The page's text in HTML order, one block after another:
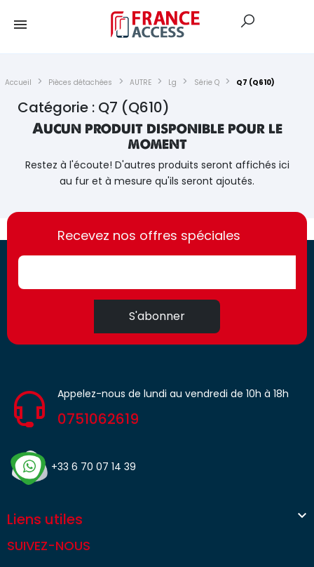
Accueil Pièces détachées AUTRE Lg Série Q Q7 (Q610)
Catégorie : Q7 (Q610)
Aucun produit disponible pour le
moment
Restez à l'écoute! D'autres produits seront affichés ici
au fur et à mesure qu'ils seront ajoutés.
https://france-
access.fr
https://france-
access.fr
Recevez nos offres spéciales
S'abonner
Appelez-nous de lundi au vendredi de 10h à 18h
0751062619
+33 6 70 07 14 39
Liens utiles 
SUIVEZ-NOUS